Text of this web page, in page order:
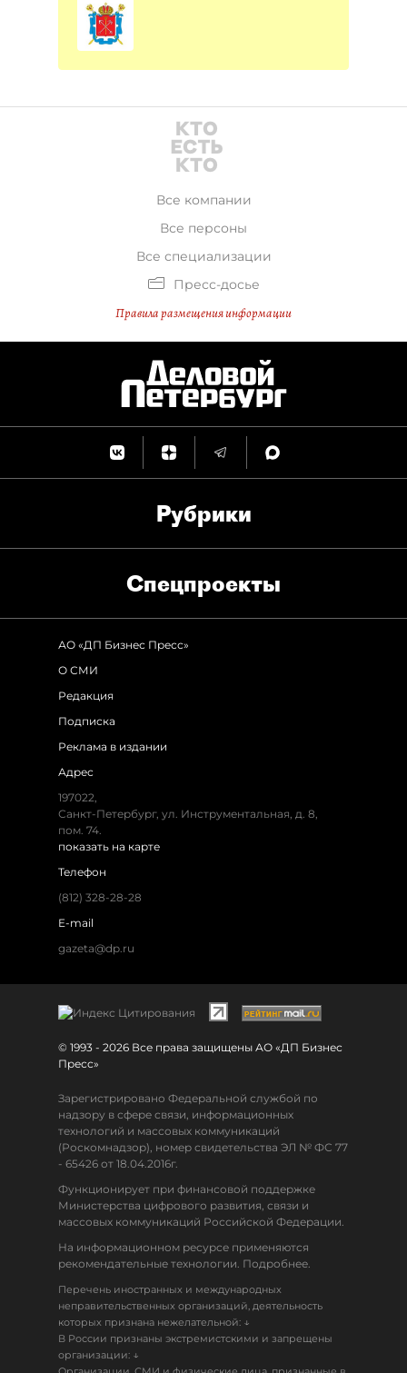
Все компании
Все персоны
Все специализации
Пресс-досье
Правила размещения информации
Рубрики
Спец­проекты
АО «ДП Бизнес Пресс»
О СМИ
Редакция
Подписка
Реклама в издании
Адрес
197022,
Санкт-Петербург, ул. Инструментальная, д. 8,
пом. 74.
показать на карте
Телефон
(812) 328-28-28
E-mail
gazeta@dp.ru
© 1993 - 2026 Все права защищены АО «ДП Бизнес
Пресс»
Зарегистрировано Федеральной службой по
надзору в сфере связи, информационных
технологий и массовых коммуникаций
(Роскомнадзор), номер свидетельства ЭЛ № ФС 77
- 65426 от 18.04.2016г.
Функционирует при финансовой поддержке
Министерства цифрового развития, связи и
массовых коммуникаций Российской Федерации.
На информационном ресурсе применяются
рекомендательные технологии. Подробнее.
Перечень иностранных и международных
неправительственных организаций, деятельность
которых признана нежелательной: ↓
В России признаны экстремистскими и запрещены
организации: ↓